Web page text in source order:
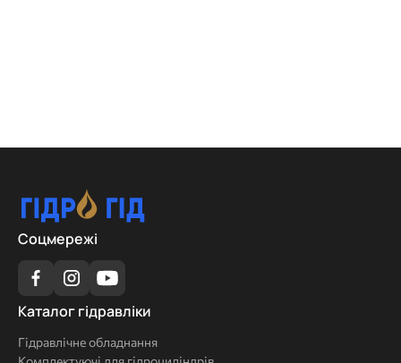
Соцмережі
Каталог
Каталог гідравліки
Гідравлічне обладнання